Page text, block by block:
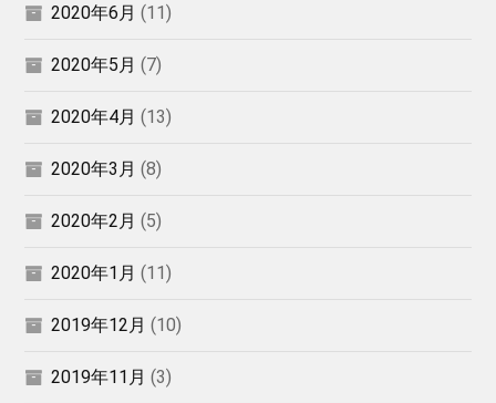
2020年6月 (11)
2020年5月 (7)
2020年4月 (13)
2020年3月 (8)
2020年2月 (5)
2020年1月 (11)
2019年12月 (10)
2019年11月 (3)